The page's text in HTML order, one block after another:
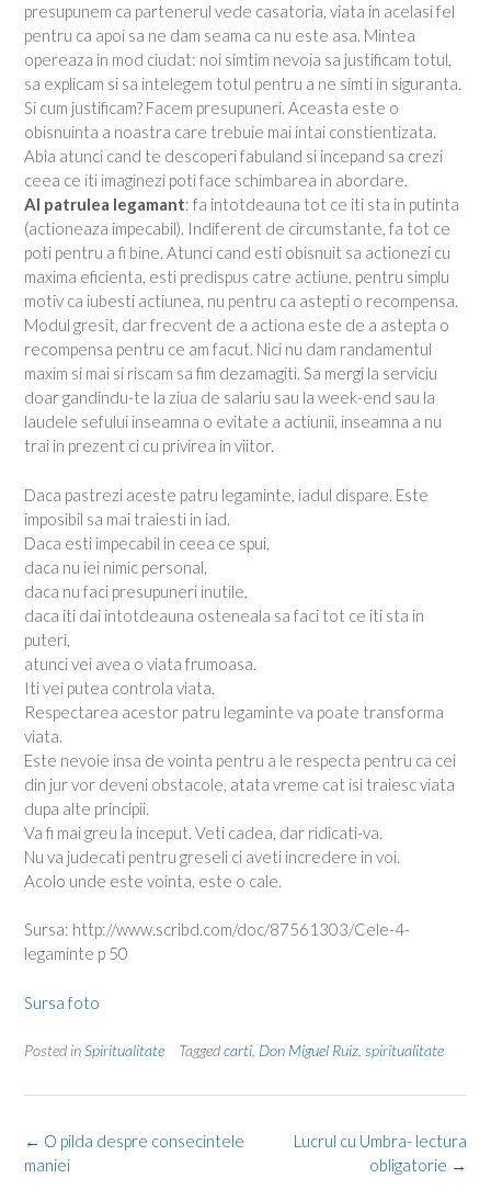
presupunem ca partenerul vede casatoria, viata in acelasi fel
pentru ca apoi sa ne dam seama ca nu este asa. Mintea
opereaza in mod ciudat: noi simtim nevoia sa justificam totul,
sa explicam si sa intelegem totul pentru a ne simti in siguranta.
Si cum justificam? Facem presupuneri. Aceasta este o
obisnuinta a noastra care trebuie mai intai constientizata.
Abia atunci cand te descoperi fabuland si incepand sa crezi
ceea ce iti imaginezi poti face schimbarea in abordare.
Al patrulea legamant: fa intotdeauna tot ce iti sta in putinta
(actioneaza impecabil). Indiferent de circumstante, fa tot ce
poti pentru a fi bine. Atunci cand esti obisnuit sa actionezi cu
maxima eficienta, esti predispus catre actiune, pentru simplu
motiv ca iubesti actiunea, nu pentru ca astepti o recompensa.
Modul gresit, dar frecvent de a actiona este de a astepta o
recompensa pentru ce am facut. Nici nu dam randamentul
maxim si mai si riscam sa fim dezamagiti. Sa mergi la serviciu
doar gandindu-te la ziua de salariu sau la week-end sau la
laudele sefului inseamna o evitate a actiunii, inseamna a nu
trai in prezent ci cu privirea in viitor.
Daca pastrezi aceste patru legaminte, iadul dispare. Este
imposibil sa mai traiesti in iad.
Daca esti impecabil in ceea ce spui,
daca nu iei nimic personal,
daca nu faci presupuneri inutile,
daca iti dai intotdeauna osteneala sa faci tot ce iti sta in
puteri,
atunci vei avea o viata frumoasa.
Iti vei putea controla viata.
Respectarea acestor patru legaminte va poate transforma
viata.
Este nevoie insa de vointa pentru a le respecta pentru ca cei
din jur vor deveni obstacole, atata vreme cat isi traiesc viata
dupa alte principii.
Va fi mai greu la inceput. Veti cadea, dar ridicati-va.
Nu va judecati pentru greseli ci aveti incredere in voi.
Acolo unde este vointa, este o cale.
Sursa: http://www.scribd.com/doc/87561303/Cele-4-
legaminte p 50
Sursa foto
Posted inSpiritualitate Taggedcarti Don Miguel Ruiz spiritualitate
Post
navigation
Lucrul cu Umbra- lectura
obligatorie →
← O pilda despre consecintele
maniei